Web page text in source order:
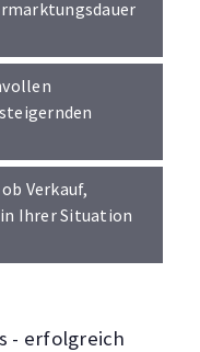
Verkauf,
Ihrer Situation
- erfolgreich